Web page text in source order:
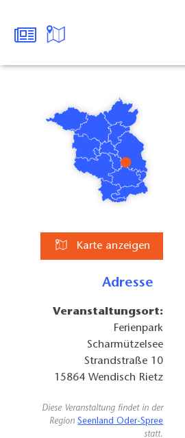
Karte anzeigen
Adresse
Veranstaltungsort:
Ferienpark
Scharmützelsee
Strandstraße 10
15864 Wendisch Rietz
Diese Veranstaltung findet in der
RegionSeenland Oder-Spree
statt.